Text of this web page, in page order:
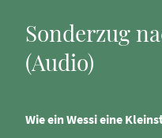
Sonderzug
(Audio)
Wie ein Wessi eine